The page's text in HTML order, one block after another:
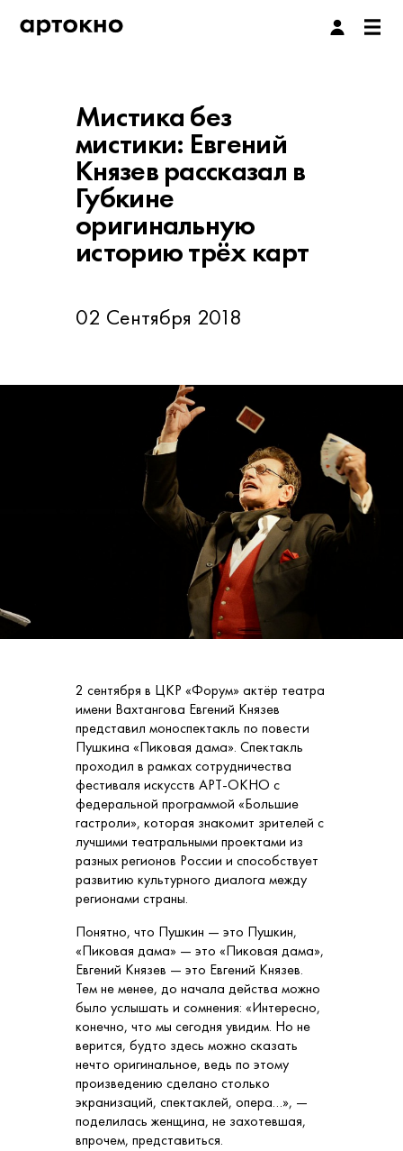
Мистика без
мистики: Евгений
Князев рассказал в
Губкине
оригинальную
историю трёх карт
02 Сентября 2018
2 сентября в ЦКР «Форум» актёр театра
имени Вахтангова Евгений Князев
представил моноспектакль по повести
Пушкина «Пиковая дама». Спектакль
проходил в рамках сотрудничества
фестиваля искусств АРТ-ОКНО с
федеральной программой «Большие
гастроли», которая знакомит зрителей с
лучшими театральными проектами из
разных регионов России и способствует
развитию культурного диалога между
регионами страны.
Понятно, что Пушкин — это Пушкин,
«Пиковая дама» — это «Пиковая дама»,
Евгений Князев — это Евгений Князев.
Тем не менее, до начала действа можно
было услышать и сомнения: «Интересно,
конечно, что мы сегодня увидим. Но не
верится, будто здесь можно сказать
нечто оригинальное, ведь по этому
произведению сделано столько
экранизаций, спектаклей, опера…», —
поделилась женщина, не захотевшая,
впрочем, представиться.